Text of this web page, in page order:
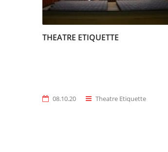
THEATRE ETIQUETTE
08.10.20 Theatre Etiquette